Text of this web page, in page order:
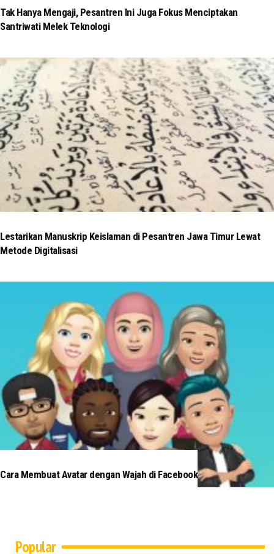
Tak Hanya Mengaji, Pesantren Ini Juga Fokus Menciptakan
Santriwati Melek Teknologi
Lestarikan Manuskrip Keislaman di Pesantren Jawa Timur Lewat
Metode Digitalisasi
Cara Membuat Avatar dengan Wajah di Facebook
Popular